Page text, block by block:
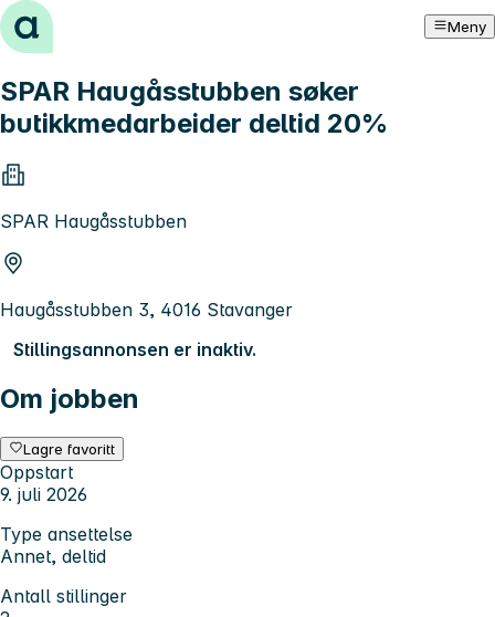
Hopp til innhold Meny
SPAR Haugåsstubben søker
butikkmedarbeider deltid 20%
SPAR Haugåsstubben
Haugåsstubben 3, 4016 Stavanger
Stillingsannonsen er inaktiv.
Om jobben
Lagre favoritt
Oppstart
9. juli 2026
Type ansettelse
Annet, deltid
Antall stillinger